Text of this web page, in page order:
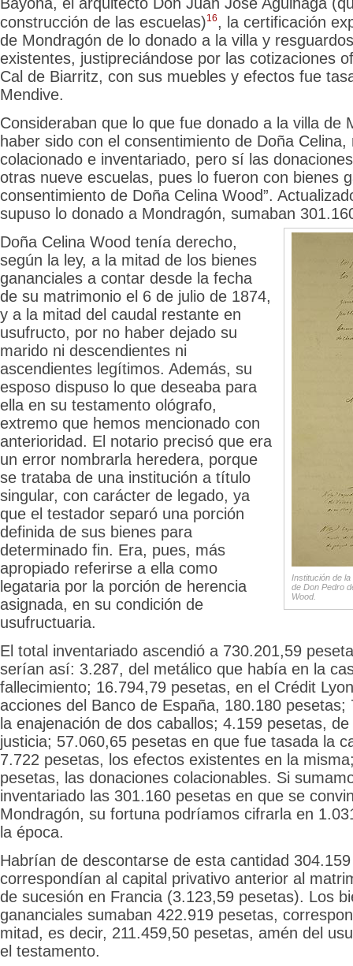
construcción de las escuelas)16, la certificación
de Mondragón de lo donado a la villa y
existentes, justipreciándose por las cotizaciones
Cal de Biarritz, con sus muebles y efectos fue
Mendive.
Consideraban que lo que fue donado a la villa de
haber sido con el consentimiento de Doña
colacionado e inventariado, pero sí las
otras nueve escuelas, pues lo fueron con bienes
consentimiento de Doña Celina Wood”.
supuso lo donado a Mondragón, sumaban
Institución de
de Don Pedro
Wood.
Doña Celina Wood tenía derecho,
según la ley, a la mitad de los bienes
gananciales a contar desde la fecha
de su matrimonio el 6 de julio de 1874,
y a la mitad del caudal restante en
usufructo, por no haber dejado su
marido ni descendientes ni
ascendientes legítimos. Además, su
esposo dispuso lo que deseaba para
ella en su testamento ológrafo,
extremo que hemos mencionado con
anterioridad. El notario precisó que era
un error nombrarla heredera, porque
se trataba de una institución a título
singular, con carácter de legado, ya
que el testador separó una porción
definida de sus bienes para
determinado fin. Era, pues, más
apropiado referirse a ella como
legataria por la porción de herencia
asignada, en su condición de
usufructuaria.
El total inventariado ascendió a 730.201,59
serían así: 3.287, del metálico que había en la
fallecimiento; 16.794,79 pesetas, en el Crédit
acciones del Banco de España, 180.180 pesetas;
la enajenación de dos caballos; 4.159 pesetas,
justicia; 57.060,65 pesetas en que fue tasada la
7.722 pesetas, los efectos existentes en la
pesetas, las donaciones colacionables. Si
inventariado las 301.160 pesetas en que se
Mondragón, su fortuna podríamos cifrarla en
la época.
Habrían de descontarse de esta cantidad
correspondían al capital privativo anterior al
de sucesión en Francia (3.123,59 pesetas). Los
gananciales sumaban 422.919 pesetas,
mitad, es decir, 211.459,50 pesetas, amén del
el testamento.